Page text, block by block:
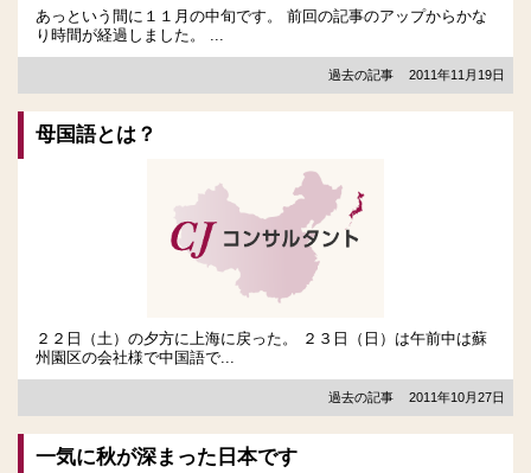
あっという間に１１月の中旬です。 前回の記事のアップからかな
り時間が経過しました。 ...
過去の記事 2011年11月19日
母国語とは？
２２日（土）の夕方に上海に戻った。 ２３日（日）は午前中は蘇
州園区の会社様で中国語で...
過去の記事 2011年10月27日
一気に秋が深まった日本です